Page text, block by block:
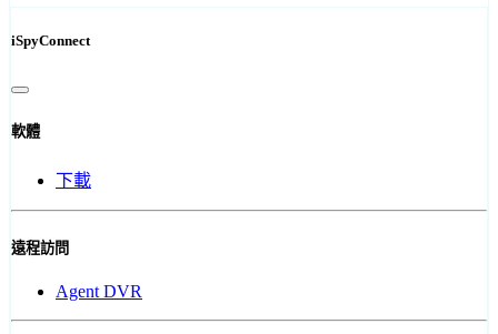
iSpyConnect
軟體
下載
遠程訪問
Agent DVR